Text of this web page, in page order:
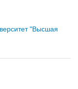
"Высшая